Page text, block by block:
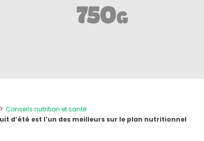
Conseils nutrition et santé
d’été est l’un des meilleurs sur le plan nutritionnel